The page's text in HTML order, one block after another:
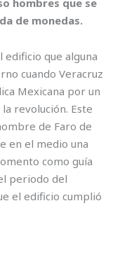
de monedas.
edificio que alguna
cuando Veracruz
Mexicana por un
revolución. Este
de Faro de
en el medio una
como guía
periodo del
el edificio cumplió